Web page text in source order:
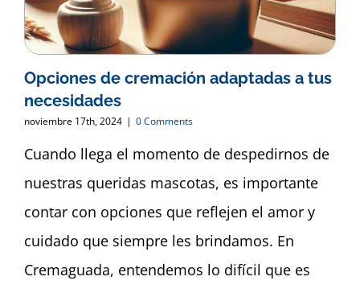
Opciones de cremación adaptadas a tus
necesidades
noviembre 17th, 2024 | 0 Comments
Cuando llega el momento de despedirnos de
nuestras queridas mascotas, es importante
contar con opciones que reflejen el amor y
cuidado que siempre les brindamos. En
Cremaguada, entendemos lo difícil que es